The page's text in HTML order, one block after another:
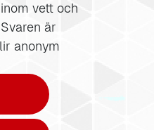
vett och
är
anonym